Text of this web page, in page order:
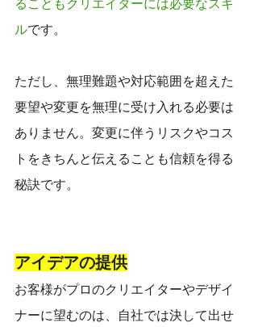
ることもクリエイターには必要なスキ
ルです。
ただし、無理難題や対応範囲を超えた
要望や変更を無理に受け入れる必要は
ありません。変更に伴うリスクやコス
トをきちんと伝えることも信頼を得る
秘訣です。
アイデアの提供
お客様がプロのクリエイターやデザイ
ナーに望むのは、自社では決して出せ